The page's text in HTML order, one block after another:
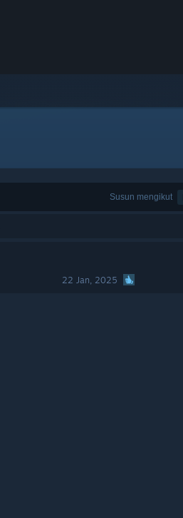
Susun mengikut
22 Jan, 2025